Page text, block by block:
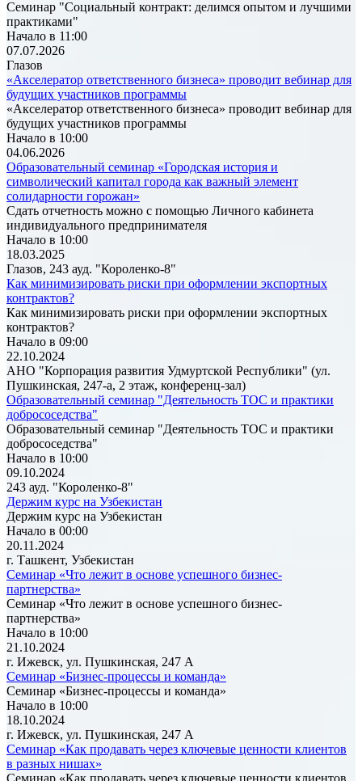
Семинар "Социальный контракт: делимся опытом и лучшими
практиками"
Начало в 11:00
07.07.2026
Глазов
«Акселератор ответственного бизнеса» проводит вебинар для
будущих участников программы
«Акселератор ответственного бизнеса» проводит вебинар для
будущих участников программы
Начало в 10:00
04.06.2026
Образовательный семинар «Городская история и
символический капитал города как важный элемент
солидарности горожан»
Сдать отчетность можно с помощью Личного кабинета
индивидуального предпринимателя
Начало в 10:00
18.03.2025
Глазов, 243 ауд. "Короленко-8"
Как минимизировать риски при оформлении экспортных
контрактов?
Как минимизировать риски при оформлении экспортных
контрактов?
Начало в 09:00
22.10.2024
АНО "Корпорация развития Удмуртской Республики" (ул.
Пушкинская, 247-а, 2 этаж, конференц-зал)
Образовательный семинар "Деятельность ТОС и практики
добрососедства"
Образовательный семинар "Деятельность ТОС и практики
добрососедства"
Начало в 10:00
09.10.2024
243 ауд. "Короленко-8"
Держим курс на Узбекистан
Держим курс на Узбекистан
Начало в 00:00
20.11.2024
г. Ташкент, Узбекистан
Семинар «Что лежит в основе успешного бизнес-
партнерства»
Семинар «Что лежит в основе успешного бизнес-
партнерства»
Начало в 10:00
21.10.2024
г. Ижевск, ул. Пушкинская, 247 А
Семинар «Бизнес-процессы и команда»
Семинар «Бизнес-процессы и команда»
Начало в 10:00
18.10.2024
г. Ижевск, ул. Пушкинская, 247 А
Семинар «Как продавать через ключевые ценности клиентов
в разных нишах»
Семинар «Как продавать через ключевые ценности клиентов